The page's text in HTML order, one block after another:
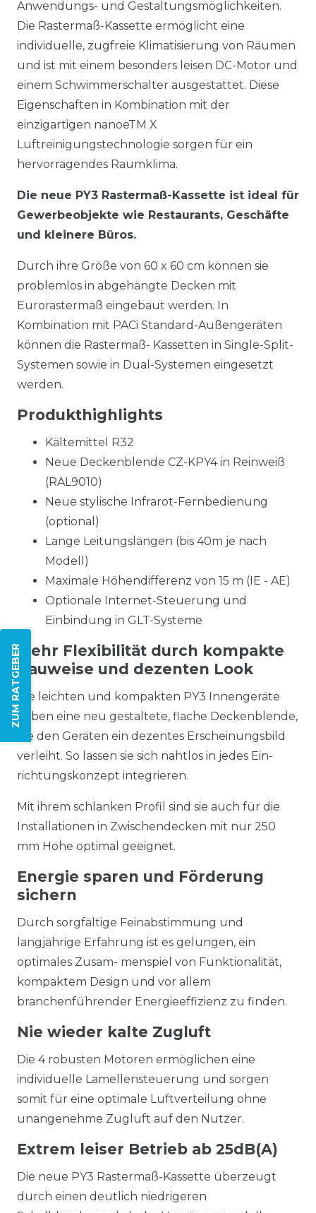
ZUM RATGEBER
Anwendungs- und Gestaltungsmöglichkeiten.
Die Rastermaß-Kassette ermöglicht eine
individuelle, zugfreie Klimatisierung von Räumen
und ist mit einem besonders leisen DC-Motor und
einem Schwimmerschalter ausgestattet. Diese
Eigenschaften in Kombination mit der
einzigartigen nanoeTM X
Luftreinigungstechnologie sorgen für ein
hervorragendes Raumklima.
Die neue PY3 Rastermaß-Kassette ist ideal für
Gewerbeobjekte wie Restaurants, Geschäfte
und kleinere Büros.
Durch ihre Größe von 60 x 60 cm können sie
problemlos in abgehängte Decken mit
Eurorastermaß eingebaut werden. In
Kombination mit PACi Standard-Außengeräten
können die Rastermaß- Kassetten in Single-Split-
Systemen sowie in Dual-Systemen eingesetzt
werden.
Produkthighlights
Kältemittel R32
Neue Deckenblende CZ-KPY4 in Reinweiß
(RAL9010)
Neue stylische Infrarot-Fernbedienung
(optional)
Lange Leitungslängen (bis 40m je nach
Modell)
Maximale Höhendifferenz von 15 m (IE - AE)
Optionale Internet-Steuerung und
Einbindung in GLT-Systeme
Mehr Flexibilität durch kompakte
Bauweise und dezenten Look
Die leichten und kompakten PY3 Innengeräte
haben eine neu gestaltete, flache Deckenblende,
die den Geräten ein dezentes Erscheinungsbild
verleiht. So lassen sie sich nahtlos in jedes Ein-
richtungskonzept integrieren.
Mit ihrem schlanken Profil sind sie auch für die
Installationen in Zwischendecken mit nur 250
mm Höhe optimal geeignet.
Energie sparen und Förderung
sichern
Durch sorgfältige Feinabstimmung und
langjährige Erfahrung ist es gelungen, ein
optimales Zusam- menspiel von Funktionalität,
kompaktem Design und vor allem
branchenführender Energieeffizienz zu finden.
Nie wieder kalte Zugluft
Die 4 robusten Motoren ermöglichen eine
individuelle Lamellensteuerung und sorgen
somit für eine optimale Luftverteilung ohne
unangenehme Zugluft auf den Nutzer.
Extrem leiser Betrieb ab 25dB(A)
Die neue PY3 Rastermaß-Kassette überzeugt
durch einen deutlich niedrigeren